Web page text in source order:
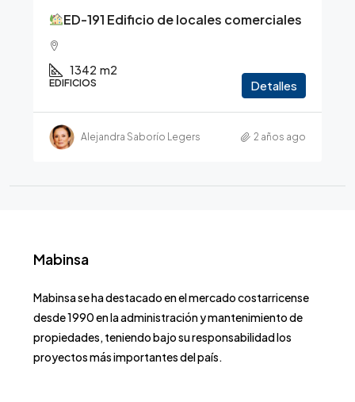
ED-191 Edificio de locales comerciales
1342 m2
EDIFICIOS Detalles
Alejandra Saborío Legers 2 años ago
Mabinsa
Mabinsa se ha destacado en el mercado costarricense
desde 1990 en la administración y mantenimiento de
propiedades, teniendo bajo su responsabilidad los
proyectos más importantes del país.